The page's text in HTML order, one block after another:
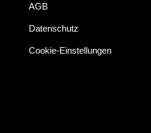
AGB
Datenschutz
Cookie-Einstellungen